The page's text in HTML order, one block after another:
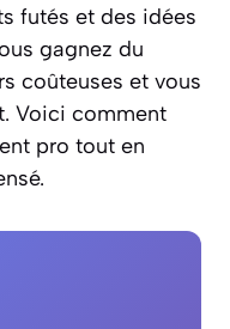
futés et des idées
gagnez du
coûteuses et vous
Voici comment
pro tout en